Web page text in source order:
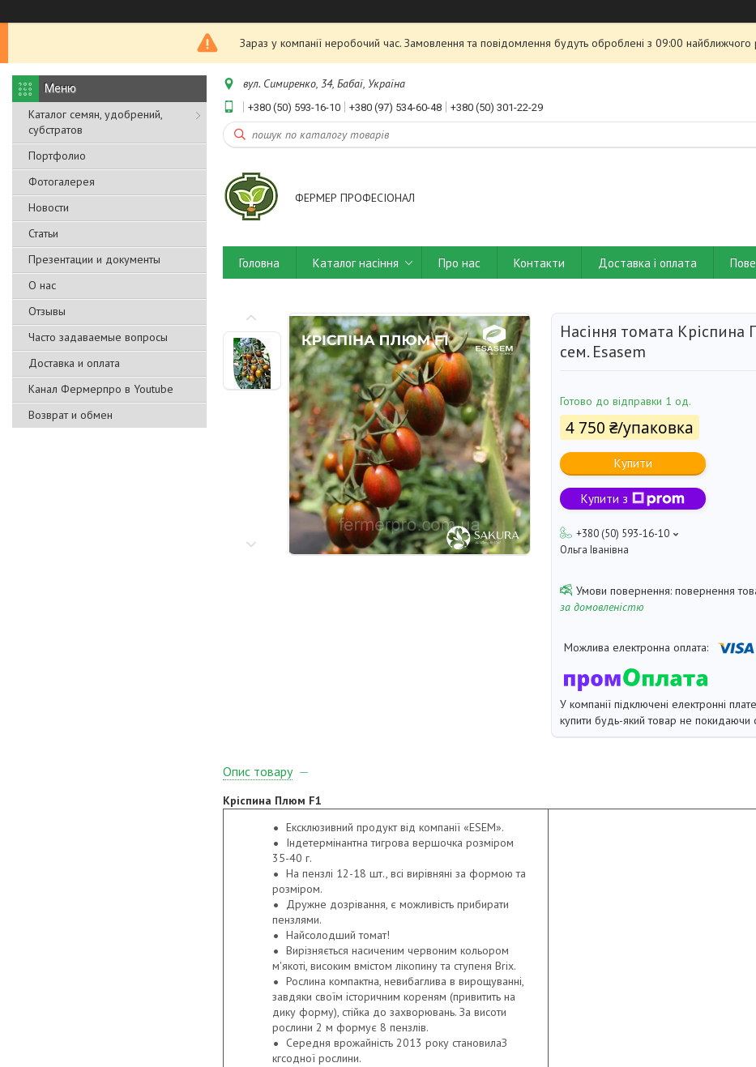
Зараз у компанії неробочий час. Замовлення та повідомлення будуть оброблені з 09:00
Каталог семян, удобрений,
субстратов
Портфолио
Фотогалерея
Новости
Статьи
Презентации и документы
О нас
Отзывы
Часто задаваемые вопросы
Доставка и оплата
Канал Фермерпро в Youtube
Возврат и обмен
вул. Симиренко, 34, Бабаї, Україна
+380 (50) 593-16-10 +380 (97) 534-60-48 +380 (50) 301-22-29
ФЕРМЕР ПРОФЕСІОНАЛ
Головна Каталог насіння Про нас Контакти Доставка і оплата
Насіння томата
сем. Esasem
Готово до відправки 1 од.
4 750 ₴/упаковка
Купити
Купити з
+380 (50) 593-16-10
Ольга Іванівна
повернення
за домовленістю
У компанії підключені електронні
купити будь-який товар не покидаючи
Опис товару
Кріспина Плюм F1
Ексклюзивний продукт від компанії «ESEM».
Індетермінантна тигрова вершочка розміром
35-40 г.
На пензлі 12-18 шт., всі вирівняні за формою та
розміром.
Дружне дозрівання, є можливість прибирати
пензлями.
Найсолодший томат!
Вирізняється насиченим червоним кольором
м'якоті, високим вмістом лікопину та ступеня Brix.
Рослина компактна, невибаглива в вирощуванні,
завдяки своїм історичним кореням (привитить на
дику форму), стійка до захворювань. За висоти
рослини 2 м формує 8 пензлів.
Середня врожайність 2013 року становилаЗ
кгсодної рослини.